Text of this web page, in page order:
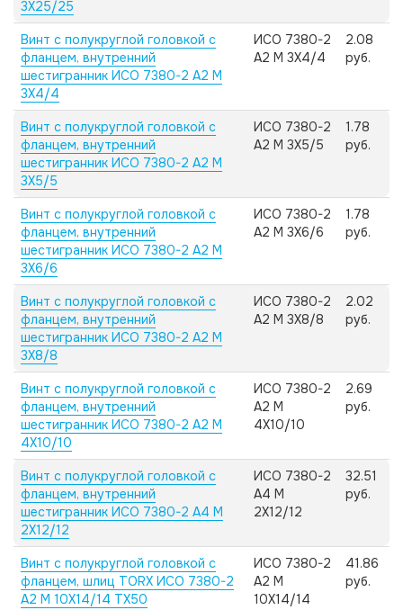
3X25/25
Винт с полукруглой головкой с
фланцем, внутренний
шестигранник ИСО 7380-2 А2 M
3X4/4
ИСО 7380-2
А2 M 3X4/4
2.08
руб.
Винт с полукруглой головкой с
фланцем, внутренний
шестигранник ИСО 7380-2 А2 M
3X5/5
ИСО 7380-2
А2 M 3X5/5
1.78
руб.
Винт с полукруглой головкой с
фланцем, внутренний
шестигранник ИСО 7380-2 А2 M
3X6/6
ИСО 7380-2
А2 M 3X6/6
1.78
руб.
Винт с полукруглой головкой с
фланцем, внутренний
шестигранник ИСО 7380-2 А2 M
3X8/8
ИСО 7380-2
А2 M 3X8/8
2.02
руб.
Винт с полукруглой головкой с
фланцем, внутренний
шестигранник ИСО 7380-2 А2 M
4X10/10
ИСО 7380-2
А2 M
4X10/10
2.69
руб.
Винт с полукруглой головкой с
фланцем, внутренний
шестигранник ИСО 7380-2 А4 M
2X12/12
ИСО 7380-2
А4 M
2X12/12
32.51
руб.
Винт с полукруглой головкой с
фланцем, шлиц TORX ИСО 7380-2
А2 M 10X14/14 TX50
ИСО 7380-2
А2 M
10X14/14
41.86
руб.